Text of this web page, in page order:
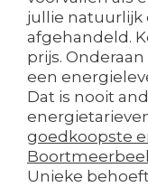
jullie natuurlijk
afgehandeld.
prijs.
een
Dat is nooit
goedkoopste
Unieke